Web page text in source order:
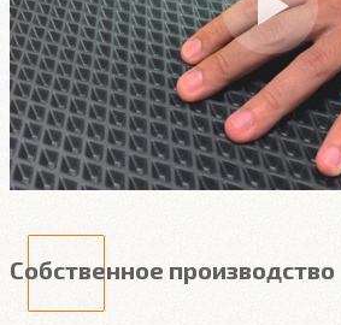
Собственное производство